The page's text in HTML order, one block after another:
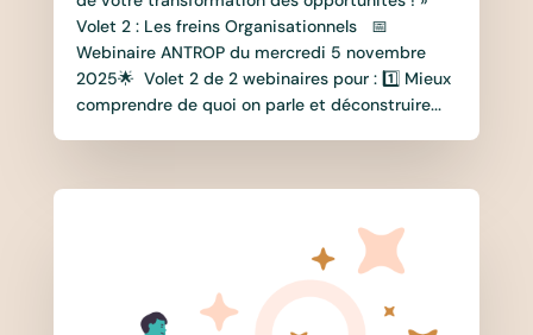
Volet 2 : Les freins Organisationnels 📅
Webinaire ANTROP du mercredi 5 novembre
2025🌟 Volet 2 de 2 webinaires pour : 1️⃣ Mieux
comprendre de quoi on parle et déconstruire...